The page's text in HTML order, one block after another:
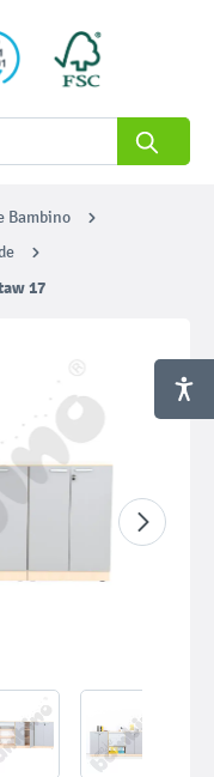
Bambino
17